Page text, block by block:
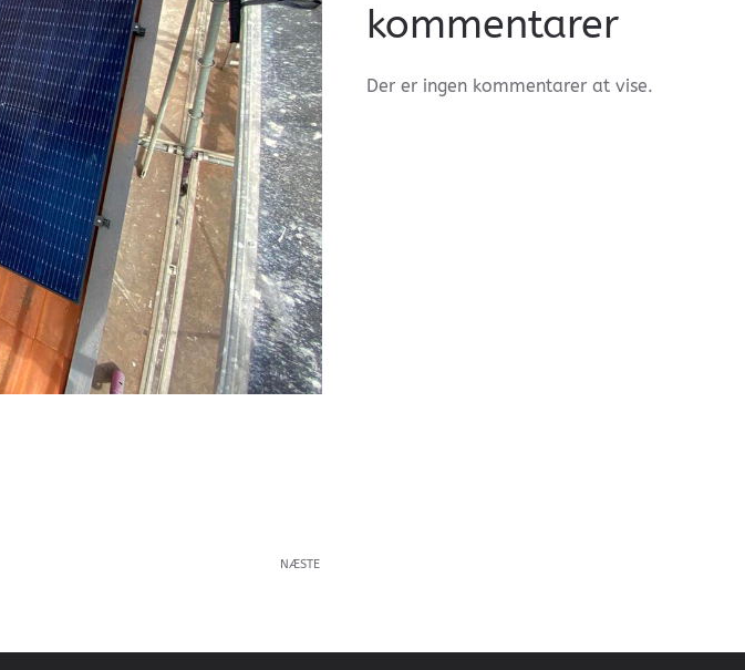
NÆSTE
kommentarer
Der er ingen kommentarer at vise.